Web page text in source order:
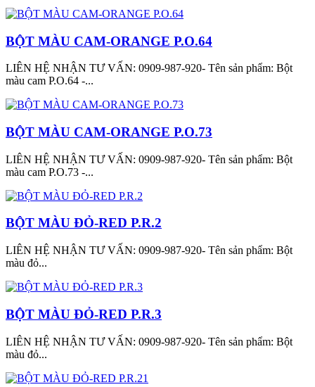
BỘT MÀU CAM-ORANGE P.O.64
LIÊN HỆ NHẬN TƯ VẤN: 0909-987-920- Tên sản phẩm: Bột
màu cam P.O.64 -...
BỘT MÀU CAM-ORANGE P.O.73
LIÊN HỆ NHẬN TƯ VẤN: 0909-987-920- Tên sản phẩm: Bột
màu cam P.O.73 -...
BỘT MÀU ĐỎ-RED P.R.2
LIÊN HỆ NHẬN TƯ VẤN: 0909-987-920- Tên sản phẩm: Bột
màu đỏ...
BỘT MÀU ĐỎ-RED P.R.3
LIÊN HỆ NHẬN TƯ VẤN: 0909-987-920- Tên sản phẩm: Bột
màu đỏ...